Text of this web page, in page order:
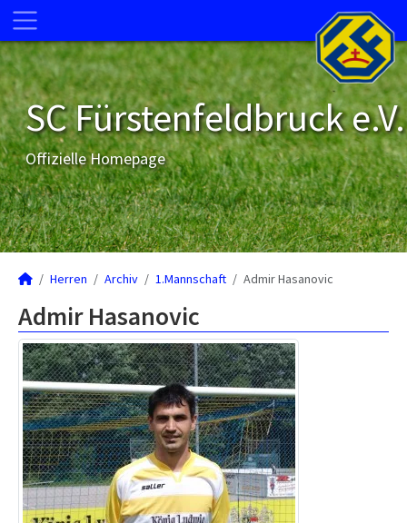
SC Fürstenfeldbruck e.V.
Offizielle Homepage
Herren Archiv 1.Mannschaft Admir Hasanovic
Admir Hasanovic